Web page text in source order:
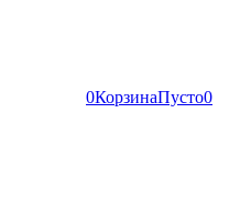
0КорзинаПусто0